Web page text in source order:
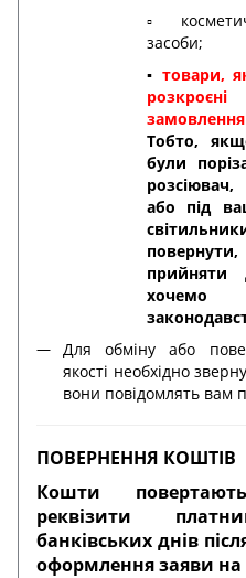
▫️
засоби;
▪️ товари,
Тобто,
були
розсіювач,
або під
хочемо
Для обміну або
якості необхідно
вони повідомлять вам
ПОВЕРНЕННЯ КОШТІВ
Кошти
реквізити
банківських днів
оформлення заяви на